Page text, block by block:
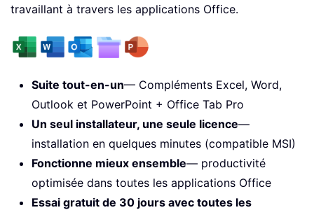
travaillant à travers les applications Office.
Suite tout-en-un— Compléments Excel, Word,
Outlook et PowerPoint + Office Tab Pro
Un seul installateur, une seule licence—
installation en quelques minutes (compatible MSI)
Fonctionne mieux ensemble— productivité
optimisée dans toutes les applications Office
Essai gratuit de 30 jours avec toutes les